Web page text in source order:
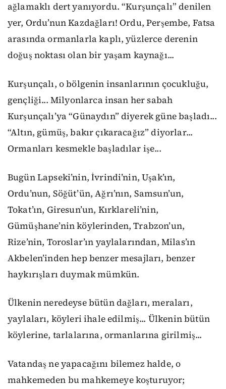
ağlamaklı dert yanıyordu. “Kurşunçalı” denilen
yer, Ordu’nun Kazdağları! Ordu, Perşembe, Fatsa
arasında ormanlarla kaplı, yüzlerce derenin
doğuş noktası olan bir yaşam kaynağı...
Kurşunçalı, o bölgenin insanlarının çocukluğu,
gençliği... Milyonlarca insan her sabah
Kurşunçalı’ya “Günaydın” diyerek güne başladı...
“Altın, gümüş, bakır çıkaracağız” diyorlar...
Ormanları kesmekle başladılar işe...
Bugün Lapseki’nin, İvrindi’nin, Uşak’ın,
Ordu’nun, Söğüt’ün, Ağrı’nın, Samsun’un,
Tokat’ın, Giresun’un, Kırklareli’nin,
Gümüşhane’nin köylerinden, Trabzon’un,
Rize’nin, Toroslar’ın yaylalarından, Milas’ın
Akbelen’inden hep benzer mesajları, benzer
haykırışları duymak mümkün.
Ülkenin neredeyse bütün dağları, meraları,
yaylaları, köyleri ihale edilmiş... Ülkenin bütün
köylerine, tarlalarına, ormanlarına girilmiş...
Vatandaş ne yapacağını bilemez halde, o
mahkemeden bu mahkemeye koşturuyor;